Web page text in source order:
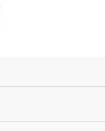
Kolekcje